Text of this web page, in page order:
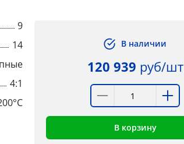
9
14
4:1
В наличии
120 939 руб/шт
В корзину